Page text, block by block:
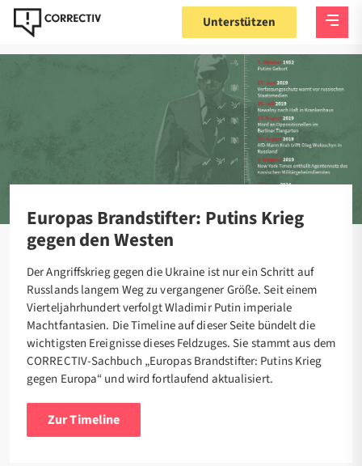
Unterstützen
Europas Brandstifter: Putins Krieg
gegen den Westen
Der Angriffskrieg gegen die Ukraine ist nur ein Schritt auf
Russlands langem Weg zu vergangener Größe. Seit einem
Vierteljahrhundert verfolgt Wladimir Putin imperiale
Machtfantasien. Die Timeline auf dieser Seite bündelt die
wichtigsten Ereignisse dieses Feldzuges. Sie stammt aus dem
CORRECTIV-Sachbuch „Europas Brandstifter: Putins Krieg
gegen Europa“ und wird fortlaufend aktualisiert.
Zur Timeline